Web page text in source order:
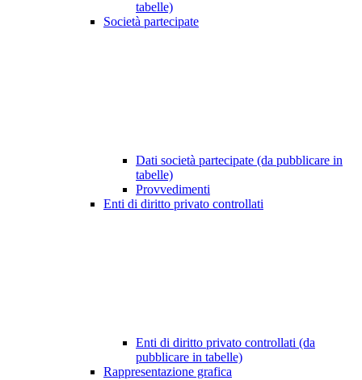
tabelle)
Società partecipate
Dati società partecipate (da pubblicare in
tabelle)
Provvedimenti
Enti di diritto privato controllati
Enti di diritto privato controllati (da
pubblicare in tabelle)
Rappresentazione grafica